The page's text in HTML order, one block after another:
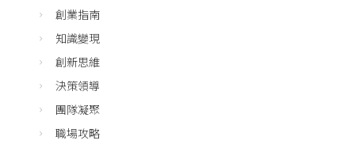
創業指南
知識變現
創新思維
決策領導
團隊凝聚
職場攻略